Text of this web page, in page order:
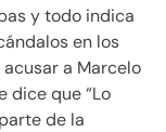
y todo indica
en los
a Marcelo
dice que “Lo
de la